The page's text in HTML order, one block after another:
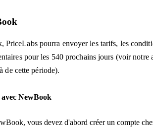
pourra envoyer les tarifs, les
pour les 540 prochains jours (voir notre
de cette période).
NewBook
vous devez d'abord créer un compte